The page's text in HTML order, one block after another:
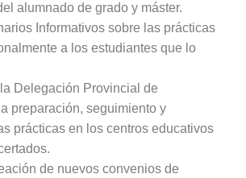
alumnado de grado y máster.
Informativos sobre las prácticas
a los estudiantes que lo
Delegación Provincial de
preparación, seguimiento y
prácticas en los centros educativos
de nuevos convenios de